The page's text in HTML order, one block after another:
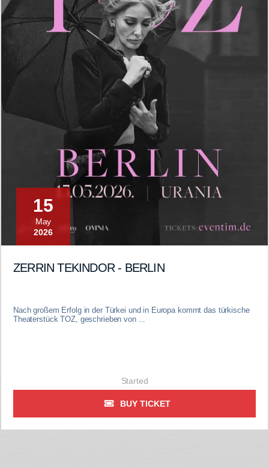
15
May
2026
ZERRIN TEKINDOR - BERLIN
Nach großem Erfolg in der Türkei und in Europa kommt das türkische
Theaterstück TOZ, geschrieben von ...
Started
BUY TICKET